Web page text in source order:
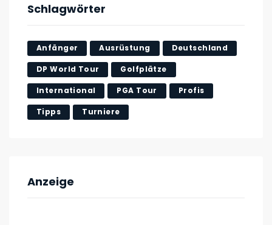
Schlagwörter
Anfänger Ausrüstung Deutschland
DP World Tour Golfplätze
International PGA Tour Profis
Tipps Turniere
Anzeige